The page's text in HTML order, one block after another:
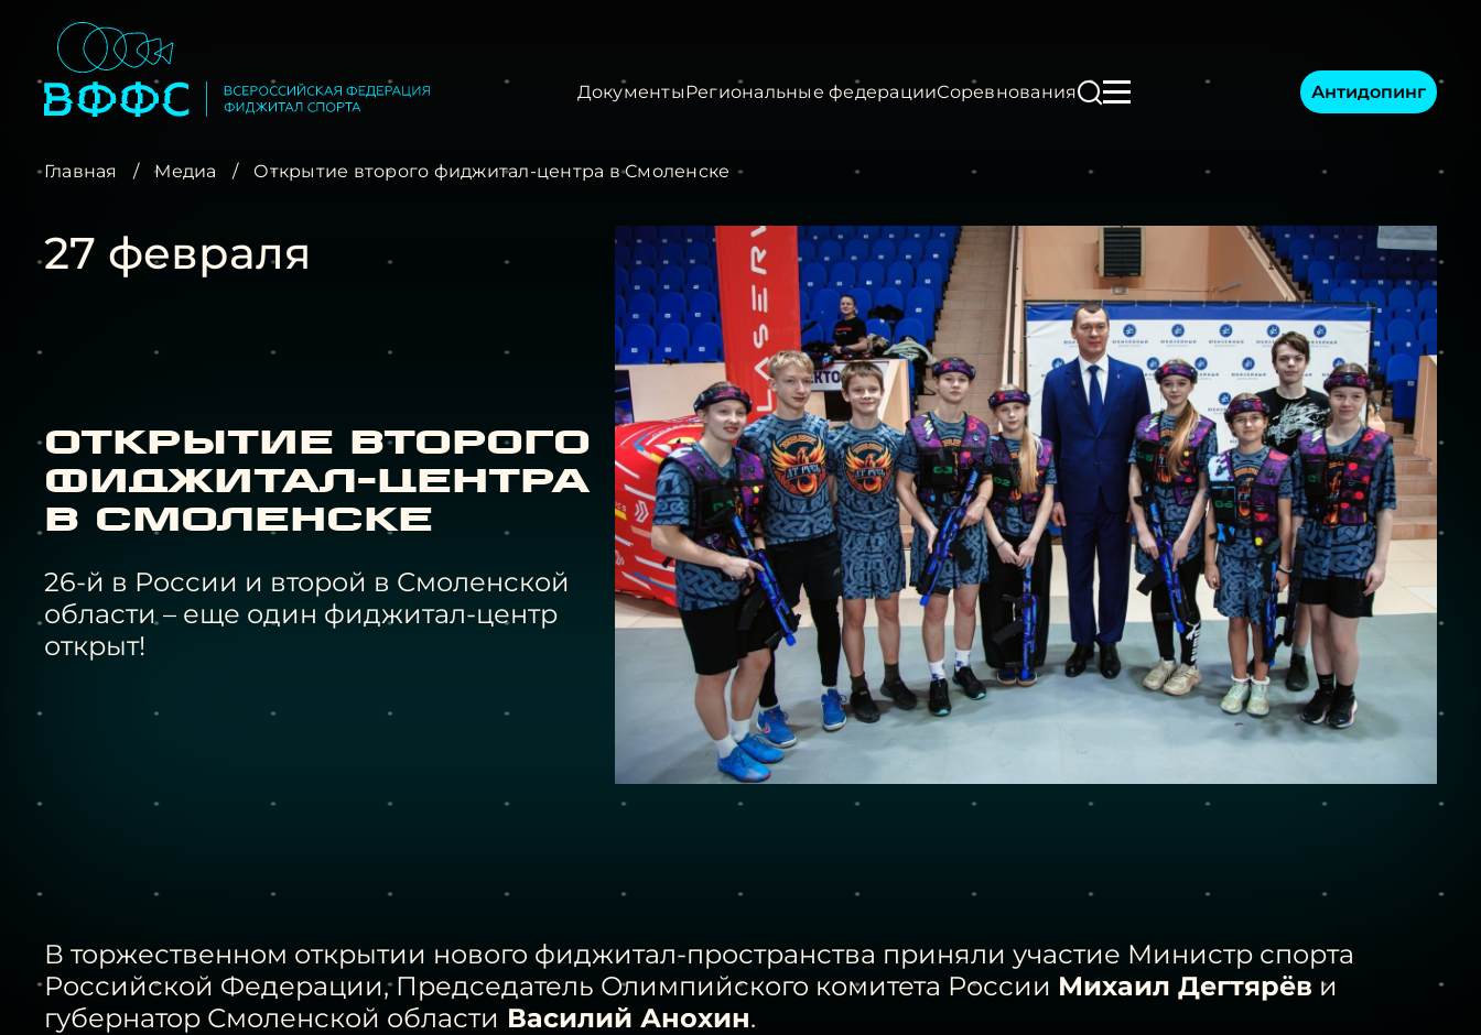
ДокументыРегиональные федерацииСоревнования Антидопинг
Главная / Медиа / Открытие второго фиджитал-центра в Смоленске
27 февраля
Открытие второго
фиджитал-центра
в Смоленске
26-й в России и второй в Смоленской
области – еще один фиджитал-центр
открыт!
В торжественном открытии нового фиджитал-пространства приняли участие Министр спорта
Российской Федерации, Председатель Олимпийского комитета России Михаил Дегтярёв и
губернатор Смоленской области Василий Анохин.